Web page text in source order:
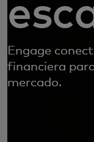
Engage
financiera
mercado.